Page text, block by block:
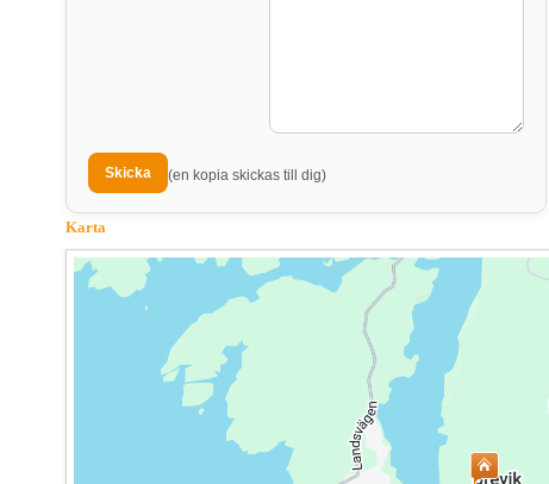
(en kopia skickas till dig)
Karta